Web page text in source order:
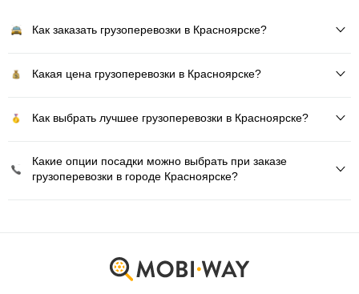
Как заказать грузоперевозки в Красноярске?
Какая цена грузоперевозки в Красноярске?
Как выбрать лучшее грузоперевозки в Красноярске?
Какие опции посадки можно выбрать при заказе
грузоперевозки в городе Красноярске?